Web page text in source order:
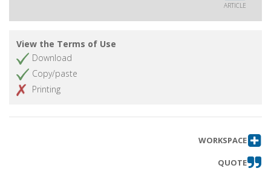
ARTICLE
View the Terms of Use
Download
Copy/paste
Printing
WORKSPACE
QUOTE